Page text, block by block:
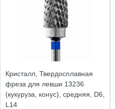
Кристалл, Твердосплавная
фреза для левши 13236
(кукуруза, конус), средняя, D6,
L14